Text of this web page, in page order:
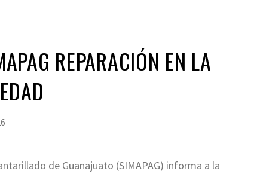
REPARACIÓN EN LA
de Guanajuato (SIMAPAG) informa a la